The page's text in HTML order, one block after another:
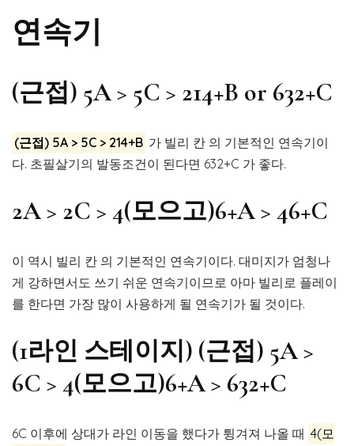
연속기
(근접) 5A > 5C > 214+B or 632+C
(근접) 5A > 5C > 214+B 가 빌리 칸 의 기본적인 연속기이
다. 초필살기의 발동조건이 된다면 632+C 가 좋다.
2A > 2C > 4(모으고)6+A > 46+C
이 역시 빌리 칸 의 기본적인 연속기이다. 대미지가 엄청나
게 강하면서도 쓰기 쉬운 연속기이므로 아마 빌리로 플레이
를 한다면 가장 많이 사용하게 될 연속기가 될 것이다.
(1라인 스테이지) (근접) 5A >
6C > 4(모으고)6+A > 632+C
6C 이후에 상대가 라인 이동을 했다가 튕겨져 나올 때 4(모